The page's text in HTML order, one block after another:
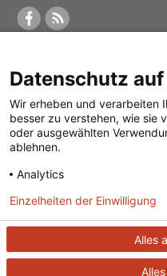
Was ist der Merkur?
Herausgeber /
Redaktion
Verlag
Alle
Print-
Digital-
Abo
Vertrag
Datenschutz
Wir erheben und verarbeiten
besser zu verstehen, wie sie
oder ausgewählten
ablehnen.
Analytics
Alles
Einzelheiten der Einwilligung